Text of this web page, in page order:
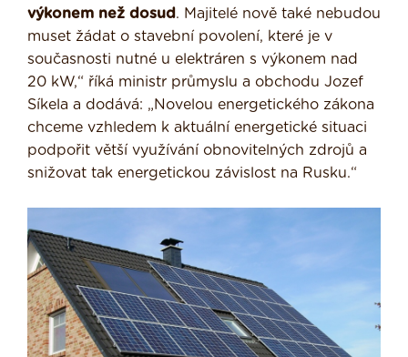
výkonem než dosud. Majitelé nově také nebudou
muset žádat o stavební povolení, které je v
současnosti nutné u elektráren s výkonem nad
20 kW,“ říká ministr průmyslu a obchodu Jozef
Síkela a dodává: „Novelou energetického zákona
chceme vzhledem k aktuální energetické situaci
podpořit větší využívání obnovitelných zdrojů a
snižovat tak energetickou závislost na Rusku.“